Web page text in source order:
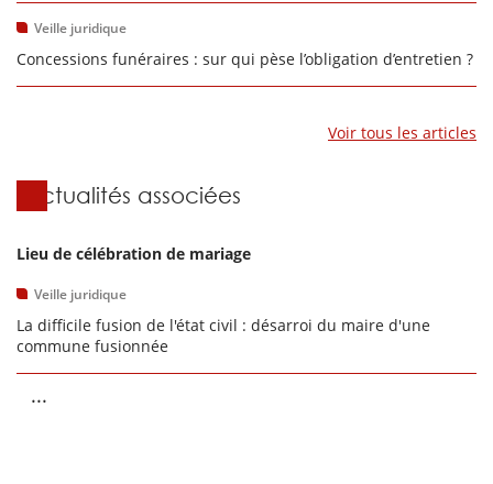
Veille juridique
Concessions funéraires : sur qui pèse l’obligation d’entretien ?
Voir tous les articles
Actualités associées
Lieu de célébration de mariage
Veille juridique
La difficile fusion de l'état civil : désarroi du maire d'une
commune fusionnée
...